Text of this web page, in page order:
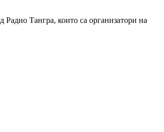
Тангра, които са организатори на